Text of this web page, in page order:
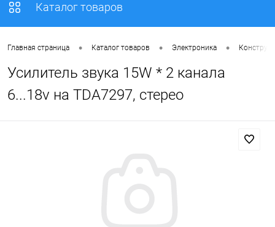
Каталог товаров
Главная страница • Каталог товаров • Электроника •
Усилитель звука 15W * 2 канала
6...18v на TDA7297, стерео